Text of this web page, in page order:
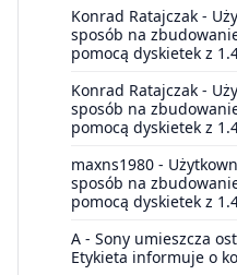
Konrad Ratajczak -
sposób na
pomocą dyskietek z
Konrad Ratajczak -
sposób na
pomocą dyskietek z
maxns1980 -
sposób na
pomocą dyskietek z
A - Sony umieszcza
Etykieta informuje o